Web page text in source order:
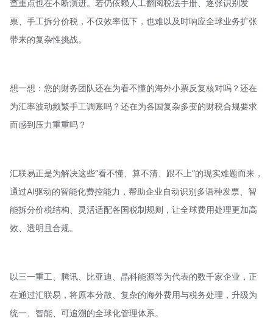
查重点也在不断演进。若仍依赖人工翻阅税法手册、逐张识别发
票、手工拆分价税，不仅效率低下，也难以及时响应全球业务扩张
带来的复杂性挑战。
想一想：您的财务团队还在为看不懂的海外小票反复核对吗？还在
为汇率波动频繁手工调账吗？还在为各国复杂多变的财税合规要求
而感到压力重重吗？
汇联易正是为解决这些“看不懂、算不清、跟不上”的现实难题而来，
通过AI驱动的智能化费控能力，帮助企业自动识别多语种发票、智
能拆分价税结构、灵活适配各国税制规则，让全球费用处理更加高
效、透明且合规。
以三一重工、腾讯、比亚迪、 晶科能源等为代表的数千家企业，正
在通过汇联易，将原本分散、复杂的海外费用与税务处理，升级为
统一、智能、可追溯的全球化管理体系。